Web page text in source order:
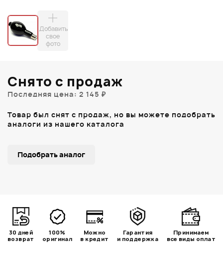
Добавить
свое
фото
Снято с продаж
Последняя цена: 2 145 ₽
Товар был снят с продаж, но вы можете подобрать
аналоги из нашего каталога
Подобрать аналог
30 дней
возврат
100%
оригинал
Можно
в кредит
Гарантия
и поддержка
Принимаем
все виды оплат